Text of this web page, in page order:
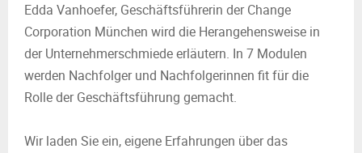
Edda Vanhoefer, Geschäftsführerin der Change
Corporation München wird die Herangehensweise in
der Unternehmerschmiede erläutern. In 7 Modulen
werden Nachfolger und Nachfolgerinnen fit für die
Rolle der Geschäftsführung gemacht.
Wir laden Sie ein, eigene Erfahrungen über das